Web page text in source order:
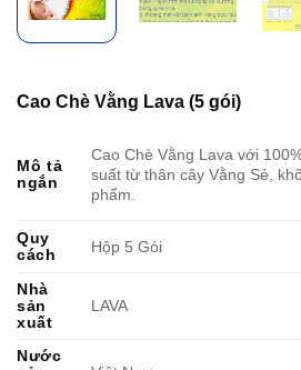
Cao Chè Vằng Lava (5 gói)
Mô tả
ngắn
Cao Chè Vằng Lava với
suất từ thân cây Vằng Sẻ,
phẩm.
Quy
cách
Hộp 5 Gói
Nhà
sản
xuất
LAVA
Nước